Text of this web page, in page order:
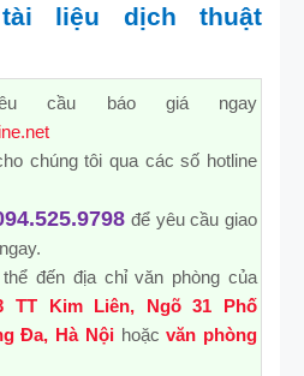
liệu dịch thuật
cầu báo giá ngay
chúng tôi qua các số hotline
để yêu cầu giao
đến địa chỉ văn phòng của
TT Kim Liên, Ngõ 31 Phố
Đa, Hà Nộihoặcvăn phòng